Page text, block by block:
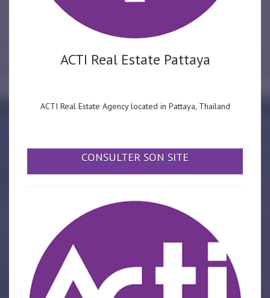
ACTI Real Estate Pattaya
ACTI Real Estate Agency located in Pattaya, Thailand
CONSULTER SON SITE